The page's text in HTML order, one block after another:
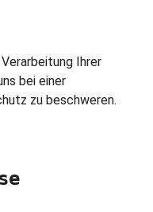
Ihrer
bei einer
zu beschweren.